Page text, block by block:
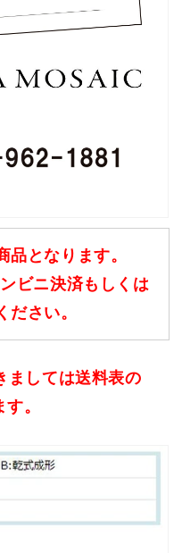
となります。
ビニ決済もしくは
さい。
ましては送料表の
。